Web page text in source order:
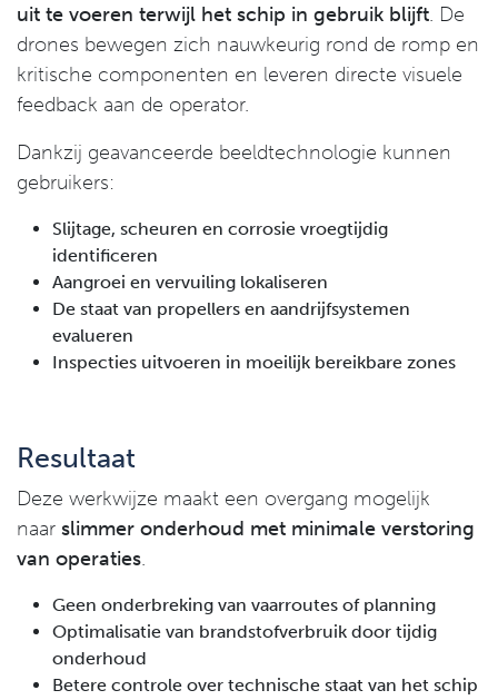
uit te voeren terwijl het schip in gebruik blijft. De
drones bewegen zich nauwkeurig rond de romp en
kritische componenten en leveren directe visuele
feedback aan de operator.
Dankzij geavanceerde beeldtechnologie kunnen
gebruikers:
Slijtage, scheuren en corrosie vroegtijdig
identificeren
Aangroei en vervuiling lokaliseren
De staat van propellers en aandrijfsystemen
evalueren
Inspecties uitvoeren in moeilijk bereikbar​e zones
Resultaat
Deze werkwijze maakt een overgang mogelijk
naar slimmer onderhoud met minimale verstoring
van operaties.
Geen onderbreking van vaarroutes of planning
Optimalisatie van brandstofverbruik door tijdig
onderhoud
Betere controle over technische staat van het schip